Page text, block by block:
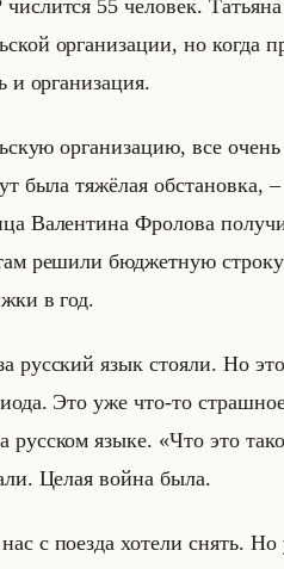
55 че­ло­век.
ор­га­ни­за­ции, но когда
и ор­га­ни­за­ция.
ор­га­ни­за­цию, все
была тя­жё­лая об­ста­нов­ка,
Ва­лен­ти­на Фро­ло­ва
ре­ши­ли бюд­жет­ную
в год.
язык сто­яли. Но
Это уже что-то
языке. «Что это
Целая война была.
с по­ез­да хо­те­ли снять. Но